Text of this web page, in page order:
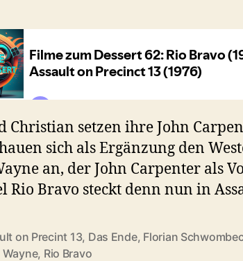
Christian setzen ihre John
sich als Ergänzung den
an, der John Carpenter als
Rio Bravo steckt denn nun in
on Precint 13, Das Ende, Florian
, Rio Bravo